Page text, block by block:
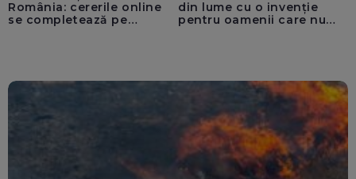
România: cererile online
se completează pe
din lume cu o invenție
pentru oamenii care nu